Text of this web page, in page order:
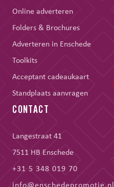
Online adverteren
Folders & Brochures
Adverteren in Enschede
Toolkits
Acceptant cadeaukaart
Standplaats aanvragen
CONTACT
Langestraat 41
7511 HB Enschede
+31 5 348 019 70